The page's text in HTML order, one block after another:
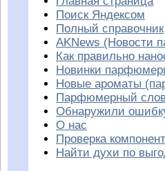
Поиск Яндексом
Полный справочник
AKNews (Новости
Как правильно
Новинки
Новые ароматы
Парфюмерный
Обнаружили
О нас
Проверка
Найти духи по